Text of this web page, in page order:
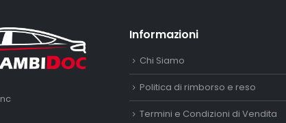
Informazioni
Chi Siamo
Politica di rimborso e reso
Termini e Condizioni di Vendita